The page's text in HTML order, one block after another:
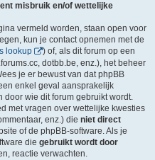
misbruik en/of wettelijke
vermeld worden, staan open voor
kun je contact opnemen met de
lookup
) of, als dit forum op een
dotbb.be, enz.), het beheer
je er bewust van dat phpBB
enkel geval aansprakelijk
wie dit forum gebruikt wordt.
met vragen over wettelijke kwesties
enz.) die niet direct
of de phpBB-software. Als je
die gebruikt wordt door
reactie verwachten.